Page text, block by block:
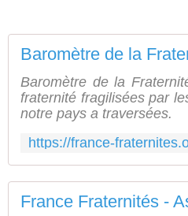
Baromètre de la
fraternité fragilisées par
notre pays a traversées.